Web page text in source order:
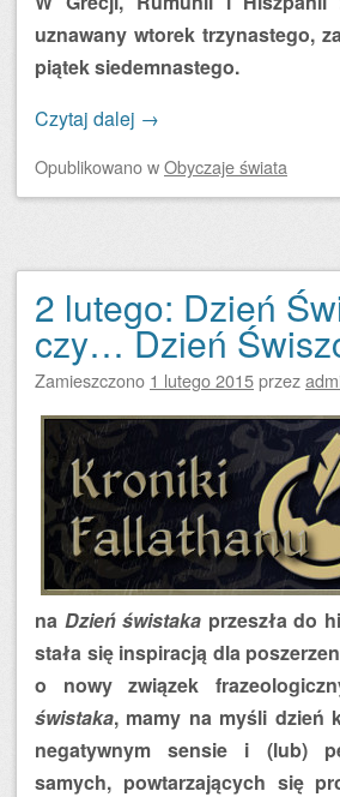
uznawany wtorek trzynastego,
piątek siedemnastego.
Czytaj dalej →
OpublikowanowObyczaje świata
2 lutego: Dzień
czy… Dzień
Zamieszczono 1 lutego 2015przez
na Dzień świstaka przeszła do
stała się inspiracją dla
o nowy związek
świstaka, mamy na myśli dzień
negatywnym sensie i (lub)
samych, powtarzających się